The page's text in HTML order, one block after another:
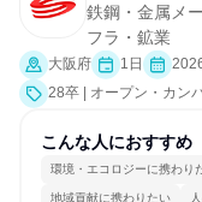
鉄鋼・金属メ
フラ・鉱業
大阪府 1日
28卒 | オープン・カン
こんな人におすすめ
環境・エコロジーに携わり
地域貢献に携わりたい